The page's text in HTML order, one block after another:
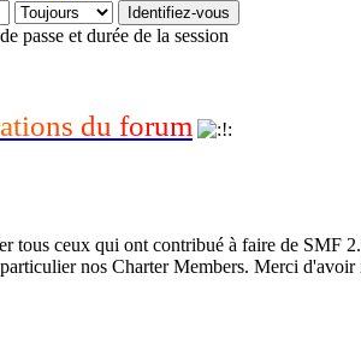
passe et durée de la session
ations du forum
tous ceux qui ont contribué à faire de SMF
nos Charter Members. Merci